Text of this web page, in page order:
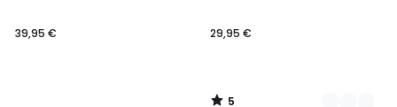
39,95 € 29,95 €
5